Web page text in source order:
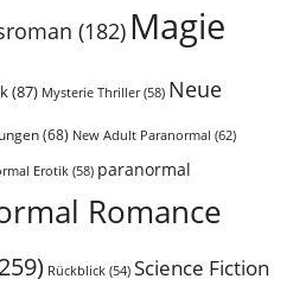
(182) Magie
(87) Mysterie Thriller(58) Neue
(68) New Adult Paranormal (62)
Erotik (58) paranormal
Romance
Rückblick (54) Science Fiction